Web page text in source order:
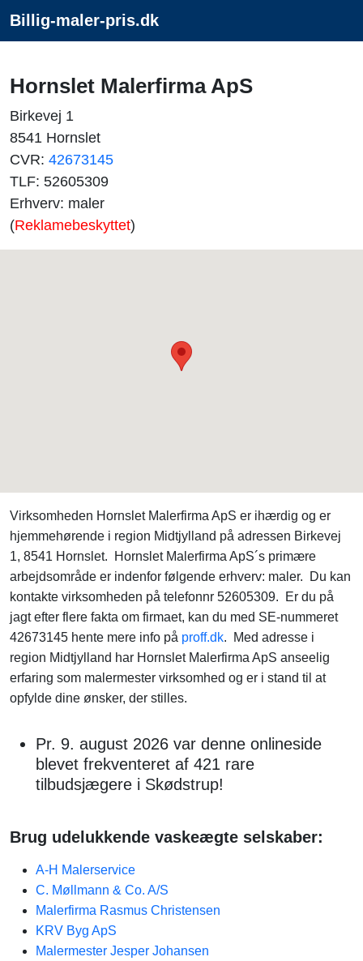
Billig-maler-pris.dk
Hornslet Malerfirma ApS
Birkevej 1
8541 Hornslet
CVR: 42673145
TLF: 52605309
Erhverv: maler
(Reklamebeskyttet)
Virksomheden Hornslet Malerfirma ApS er ihærdig og er
hjemmehørende i region Midtjylland på adressen Birkevej
1, 8541 Hornslet. Hornslet Malerfirma ApS´s primære
arbejdsområde er indenfor følgende erhverv: maler. Du kan
kontakte virksomheden på telefonnr 52605309. Er du på
jagt efter flere fakta om firmaet, kan du med SE-nummeret
42673145 hente mere info på proff.dk. Med adresse i
region Midtjylland har Hornslet Malerfirma ApS anseelig
erfaring som malermester virksomhed og er i stand til at
opfylde dine ønsker, der stilles.
Pr. 9. august 2026 var denne onlineside
blevet frekventeret af 421 rare
tilbudsjægere i Skødstrup!
Brug udelukkende vaskeægte selskaber:
A-H Malerservice
C. Møllmann & Co. A/S
Malerfirma Rasmus Christensen
KRV Byg ApS
Malermester Jesper Johansen